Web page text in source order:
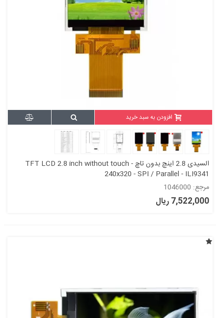
افزودن به سبد خرید
السیدی 2.8 اینچ بدون تاچ TFT LCD 2.8 inch without touch -
240x320 - SPI / Parallel - ILI9341
مرجع: 1046000
7,522,000 ریال